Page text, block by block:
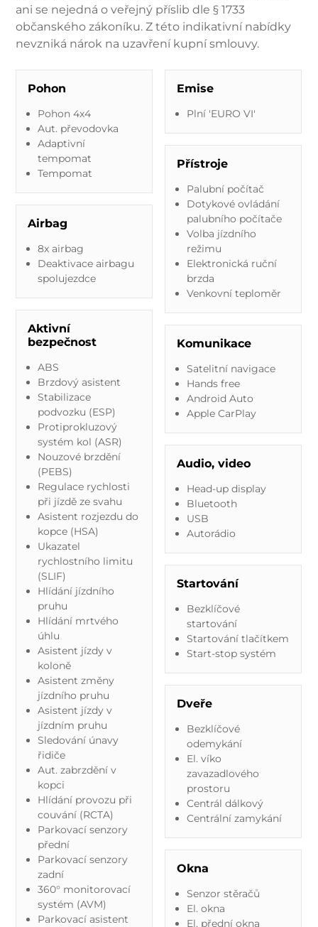
ani se nejedná o veřejný příslib dle § 1733
občanského zákoníku. Z této indikativní nabídky
nevzniká nárok na uzavření kupní smlouvy.
Pohon
Pohon 4x4
Aut. převodovka
Adaptivní
tempomat
Tempomat
Airbag
8x airbag
Deaktivace airbagu
spolujezdce
Aktivní
bezpečnost
ABS
Brzdový asistent
Stabilizace
podvozku (ESP)
Protiprokluzový
systém kol (ASR)
Nouzové brzdění
(PEBS)
Regulace rychlosti
při jízdě ze svahu
Asistent rozjezdu do
kopce (HSA)
Ukazatel
rychlostního limitu
(SLIF)
Hlídání jízdního
pruhu
Hlídání mrtvého
úhlu
Asistent jízdy v
koloně
Asistent změny
jízdního pruhu
Asistent jízdy v
jízdním pruhu
Sledování únavy
řidiče
Aut. zabrzdění v
kopci
Hlídání provozu při
couvání (RCTA)
Parkovací senzory
přední
Parkovací senzory
zadní
360° monitorovací
systém (AVM)
Parkovací asistent
Emise
Plní 'EURO VI'
Přístroje
Palubní počítač
Dotykové ovládání
palubního počítače
Volba jízdního
režimu
Elektronická ruční
brzda
Venkovní teploměr
Komunikace
Satelitní navigace
Hands free
Android Auto
Apple CarPlay
Audio, video
Head-up display
Bluetooth
USB
Autorádio
Startování
Bezklíčové
startování
Startování tlačítkem
Start-stop systém
Dveře
Bezklíčové
odemykání
El. víko
zavazadlového
prostoru
Centrál dálkový
Centrální zamykání
Okna
Senzor stěračů
El. okna
El. přední okna